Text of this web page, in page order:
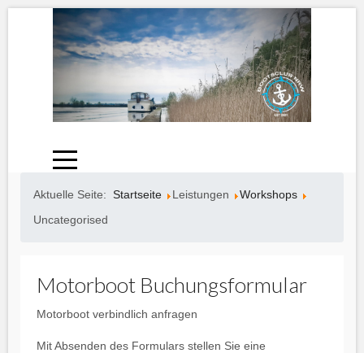
Aktuelle Seite: Startseite Leistungen
Workshops
Uncategorised
Motorboot Buchungsformular
Motorboot verbindlich anfragen
Mit Absenden des Formulars stellen Sie eine